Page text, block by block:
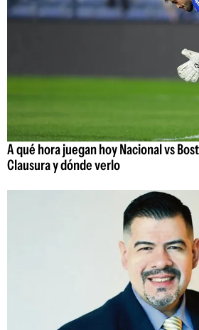
A qué hora juegan hoy Nacional vs
Clausura y dónde verlo